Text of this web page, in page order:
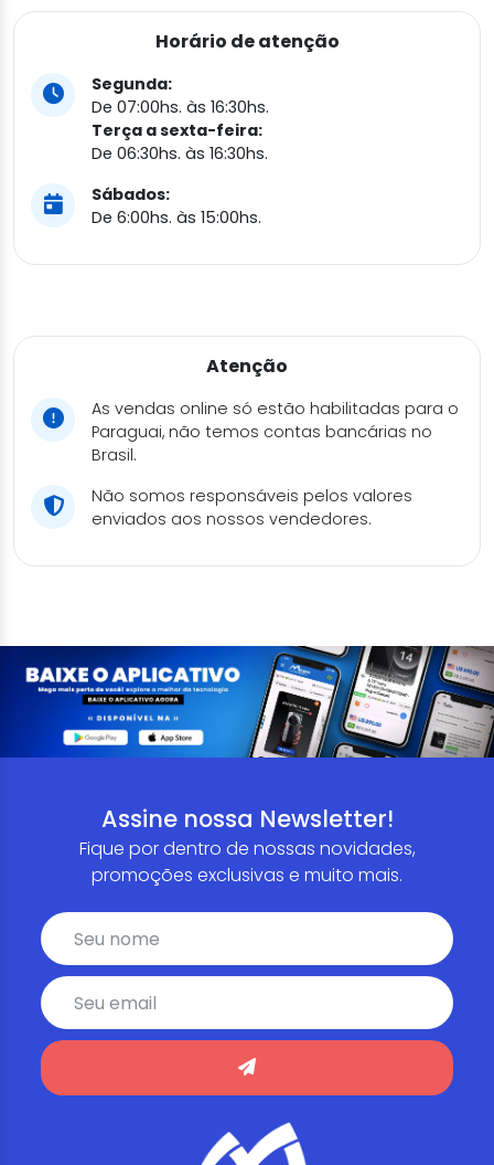
Horário de atenção
Segunda:
De 07:00hs. às 16:30hs.
Terça a sexta-feira:
De 06:30hs. às 16:30hs.
Sábados:
De 6:00hs. às 15:00hs.
Atenção
As vendas online só estão habilitadas para o
Paraguai, não temos contas bancárias no
Brasil.
Não somos responsáveis pelos valores
enviados aos nossos vendedores.
Assine nossa Newsletter!
Fique por dentro de nossas novidades,
promoções exclusivas e muito mais.